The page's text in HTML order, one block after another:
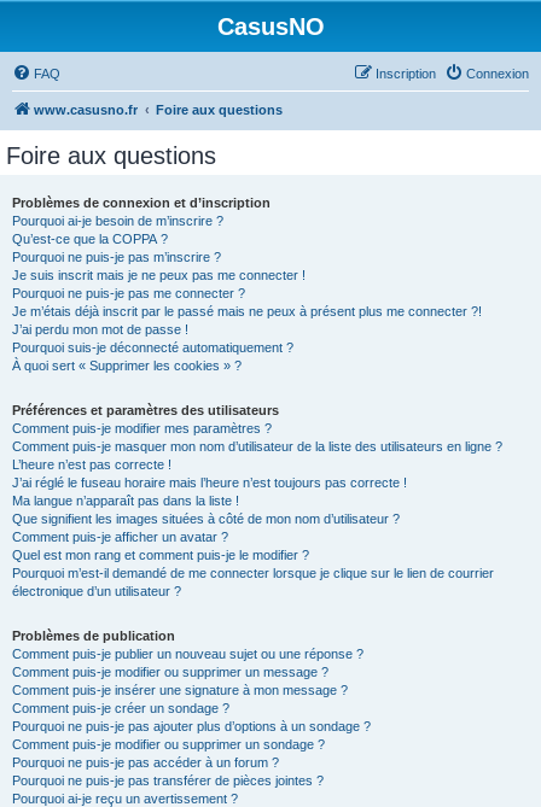
CasusNO
FAQ Connexion
Inscription
www.casusno.fr Foire aux questions
Foire aux questions
Problèmes de connexion et d’inscription
Pourquoi ai-je besoin de m’inscrire ?
Qu’est-ce que la COPPA ?
Pourquoi ne puis-je pas m’inscrire ?
Je suis inscrit mais je ne peux pas me connecter !
Pourquoi ne puis-je pas me connecter ?
Je m’étais déjà inscrit par le passé mais ne peux à présent plus me connecter ?!
J’ai perdu mon mot de passe !
Pourquoi suis-je déconnecté automatiquement ?
À quoi sert « Supprimer les cookies » ?
Préférences et paramètres des utilisateurs
Comment puis-je modifier mes paramètres ?
Comment puis-je masquer mon nom d’utilisateur de la liste des utilisateurs en ligne ?
L’heure n’est pas correcte !
J’ai réglé le fuseau horaire mais l’heure n’est toujours pas correcte !
Ma langue n’apparaît pas dans la liste !
Que signifient les images situées à côté de mon nom d’utilisateur ?
Comment puis-je afficher un avatar ?
Quel est mon rang et comment puis-je le modifier ?
Pourquoi m’est-il demandé de me connecter lorsque je clique sur le lien de courrier
électronique d’un utilisateur ?
Problèmes de publication
Comment puis-je publier un nouveau sujet ou une réponse ?
Comment puis-je modifier ou supprimer un message ?
Comment puis-je insérer une signature à mon message ?
Comment puis-je créer un sondage ?
Pourquoi ne puis-je pas ajouter plus d’options à un sondage ?
Comment puis-je modifier ou supprimer un sondage ?
Pourquoi ne puis-je pas accéder à un forum ?
Pourquoi ne puis-je pas transférer de pièces jointes ?
Pourquoi ai-je reçu un avertissement ?